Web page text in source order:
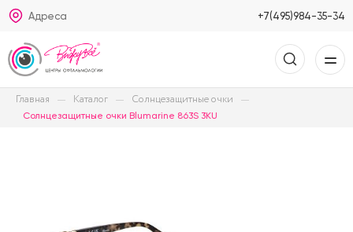
Адреса +7(495)984-35-34
Главная Каталог Солнцезащитные очки
Солнцезащитные очки Blumarine 863S 3KU